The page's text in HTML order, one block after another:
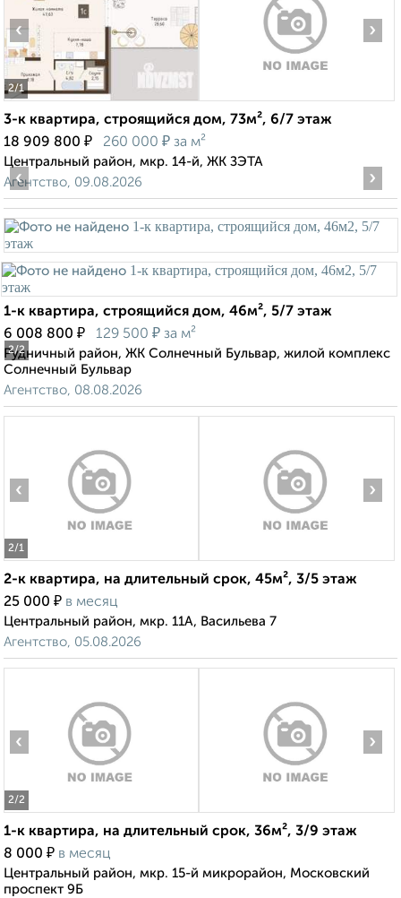
2/1
‹ ›
3-к квартира, строящийся дом, 73м², 6/7 этаж
18 909 800 ₽ 260 000 ₽ за м²
Центральный район, мкр. 14-й, ЖК ЗЭТА
Агентство, 09.08.2026
2/2
‹ ›
1-к квартира, строящийся дом, 46м², 5/7 этаж
6 008 800 ₽ 129 500 ₽ за м²
Рудничный район, ЖК Солнечный Бульвар, жилой комплекс
Солнечный Бульвар
Агентство, 08.08.2026
2/1
‹ ›
2-к квартира, на длительный срок, 45м², 3/5 этаж
25 000 ₽ в месяц
Центральный район, мкр. 11А, Васильева 7
Агентство, 05.08.2026
2/2
‹ ›
1-к квартира, на длительный срок, 36м², 3/9 этаж
8 000 ₽ в месяц
Центральный район, мкр. 15-й микрорайон, Московский
проспект 9Б